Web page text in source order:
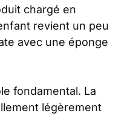
chargé en
revient un peu
avec une éponge
fondamental. La
légèrement